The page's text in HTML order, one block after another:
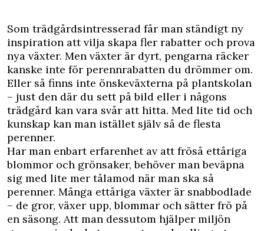
Som trädgårdsintresserad får man ständigt ny
inspiration att vilja skapa fler rabatter och prova
nya växter. Men växter är dyrt, pengarna räcker
kanske inte för perennrabatten du drömmer om.
Eller så finns inte önskeväxterna på plantskolan
– just den där du sett på bild eller i någons
trädgård kan vara svår att hitta. Med lite tid och
kunskap kan man istället själv så de flesta
perenner.
Har man enbart erfarenhet av att fröså ettåriga
blommor och grönsaker, behöver man beväpna
sig med lite mer tålamod när man ska så
perenner. Många ettåriga växter är snabbodlade
– de gror, växer upp, blommar och sätter frö på
en säsong. Att man dessutom hjälper miljön